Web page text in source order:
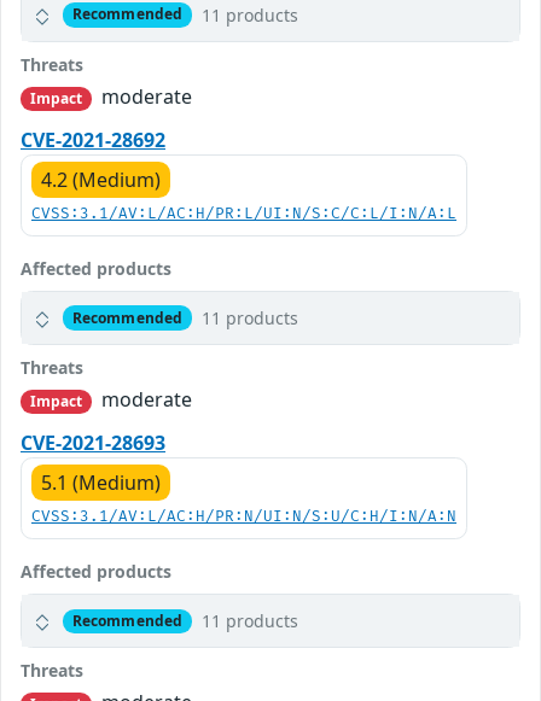
Recommended 11 products
Threats
Impact
moderate
CVE-2021-28692
4.2 (Medium)
CVSS:3.1/AV:L/AC:H/PR:L/UI:N/S:C/C:L/I:N/A:L
Affected products
Recommended 11 products
Threats
Impact
moderate
CVE-2021-28693
5.1 (Medium)
CVSS:3.1/AV:L/AC:H/PR:N/UI:N/S:U/C:H/I:N/A:N
Affected products
Recommended 11 products
Threats